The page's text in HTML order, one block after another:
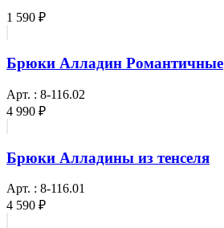
1 590 ₽
Брюки Алладин Романтичные
Арт. : 8-116.02
4 990 ₽
Брюки Алладины из тенселя
Арт. : 8-116.01
4 590 ₽